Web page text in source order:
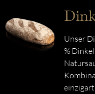
Unser
%